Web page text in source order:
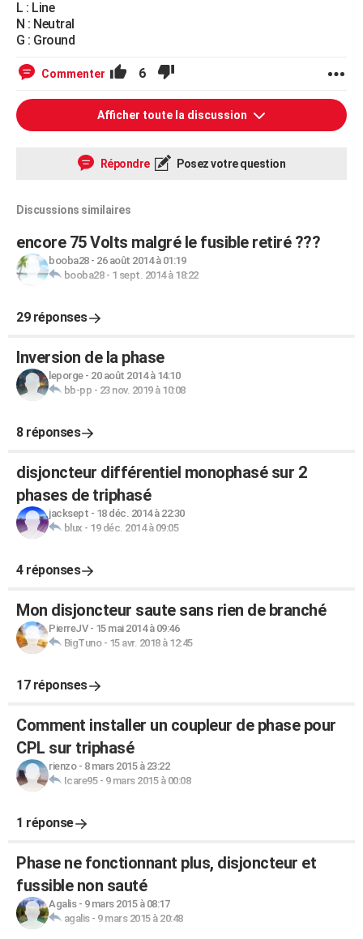
L : Line
N : Neutral
G : Ground
Commenter 6
Afficher toute la discussion
Répondre Posez votre question
Discussions similaires
encore 75 Volts malgré le fusible retiré ???
booba28- 26 août 2014 à 01:19
booba28- 1 sept. 2014 à 18:22
29 réponses
Inversion de la phase
leporge- 20 août 2014 à 14:10
bb-pp - 23 nov. 2019 à 10:08
8 réponses
disjoncteur différentiel monophasé sur 2
phases de triphasé
jacksept - 18 déc. 2014 à 22:30
blux - 19 déc. 2014 à 09:05
4 réponses
Mon disjoncteur saute sans rien de branché
PierreJV- 15 mai 2014 à 09:46
BigTuno- 15 avr. 2018 à 12:45
17 réponses
Comment installer un coupleur de phase pour
CPL sur triphasé
rienzo- 8 mars 2015 à 23:22
Icare95- 9 mars 2015 à 00:08
1 réponse
Phase ne fonctionnant plus, disjoncteur et
fussible non sauté
Agalis- 9 mars 2015 à 08:17
agalis- 9 mars 2015 à 20:48